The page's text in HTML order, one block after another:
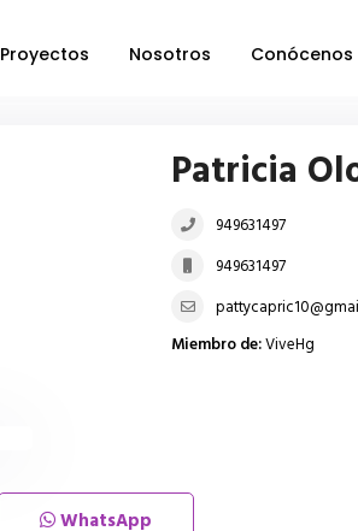
Proyectos Nosotros Conócenos
Patricia
949631497
949631497
Miembro de:ViveHg
WhatsApp